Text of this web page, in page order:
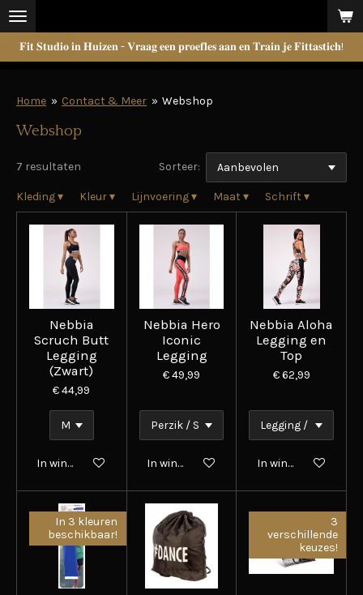
Ga
direct
naar
𝐅𝐢𝐭 𝐒𝐭𝐮𝐝𝐢𝐨 𝐢𝐧 𝐇𝐮𝐢𝐳𝐞𝐧 - 𝐕𝐫𝐚𝐚𝐠 𝐞𝐞𝐧 𝐩𝐫𝐨𝐞𝐟𝐥𝐞𝐬 𝐚𝐚𝐧 𝐞𝐧 𝐓𝐫𝐚𝐢𝐧 𝐣𝐞 𝐅𝐢𝐭𝐭𝐚𝐬𝐭𝐢𝐜𝐡!
Home » Contact & Meer » Webshop
Webshop
7 resultaten Sorteer:
Kleding▾ Kleur▾ Lijnvoering▾ Maat ▾ Schrift ▾
Nebbia
Scruch Butt
Legging
(Zwart)
€ 44,99
In winkelwagen
Nebbia Hero
Iconic
Legging
€ 49,99
In winkelwagen
Nebbia Aloha
Legging en
Top
€ 62,99
In winkelwagen
In 3 kleuren
beschikbaar!
3
verschillende
keuzes!